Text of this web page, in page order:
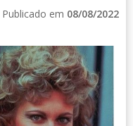
Publicado em 08/08/2022